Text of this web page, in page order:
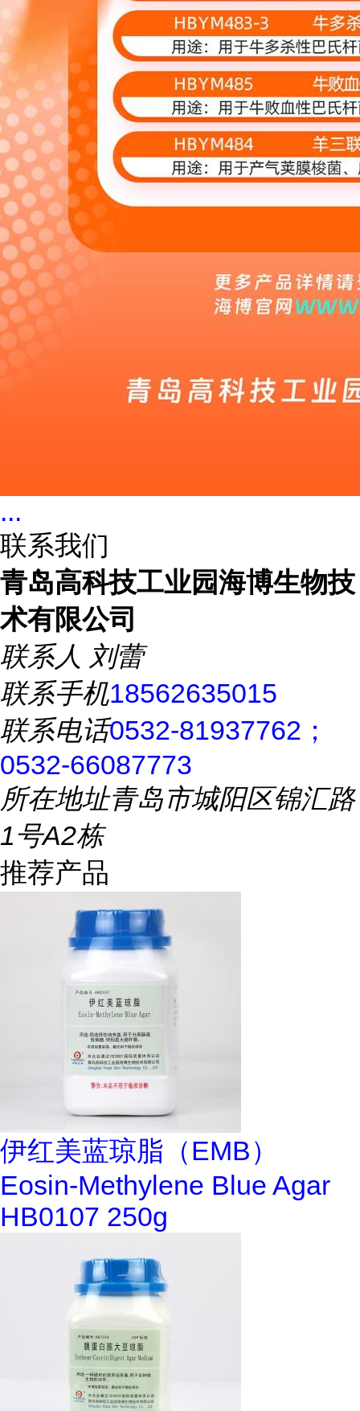
...
联系我们
青岛高科技工业园海博生物技
术有限公司
联系人 刘蕾
联系手机18562635015
联系电话0532-81937762；
0532-66087773
所在地址青岛市城阳区锦汇路
1号A2栋
推荐产品
伊红美蓝琼脂（EMB）
Eosin-Methylene Blue Agar
HB0107 250g